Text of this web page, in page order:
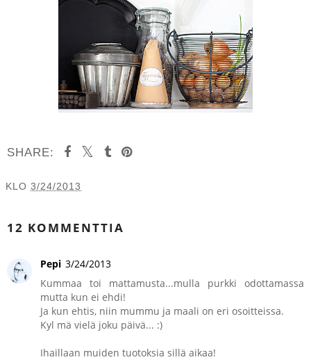
SHARE:
KLO 3/24/2013
12 KOMMENTTIA
Pepi 3/24/2013
Kummaa toi mattamusta...mulla purkki odottamassa
mutta kun ei ehdi!
Ja kun ehtis, niin mummu ja maali on eri osoitteissa.
Kyl mä vielä joku päivä... :)
Ihaillaan muiden tuotoksia sillä aikaa!